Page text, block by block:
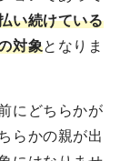
い続けている
対象となりま
にどちらかが
らかの親が出